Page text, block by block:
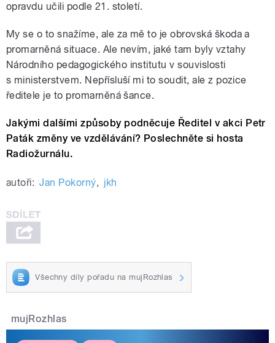
opravdu učili podle 21. století.
My se o to snažíme, ale za mě to je obrovská škoda a
promarněná situace. Ale nevím, jaké tam byly vztahy
Národního pedagogického institutu v souvislosti
s ministerstvem. Nepřísluší mi to soudit, ale z pozice
ředitele je to promarněná šance.
Jakými dalšími způsoby podněcuje Ředitel v akci Petr
Paták změny ve vzdělávání? Poslechněte si hosta
Radiožurnálu.
autoři: Jan Pokorný, jkh
Všechny díly pořadu na mujRozhlas
mujRozhlas